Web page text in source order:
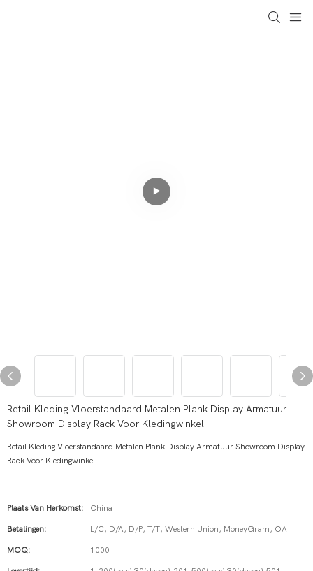
Retail Kleding Vloerstandaard Metalen Plank Display Armatuur
Showroom Display Rack Voor Kledingwinkel
Retail Kleding Vloerstandaard Metalen Plank Display Armatuur Showroom Display
Rack Voor Kledingwinkel
Plaats Van Herkomst: China
Betalingen: L/C, D/A, D/P, T/T, Western Union, MoneyGram, OA
MOQ: 1000